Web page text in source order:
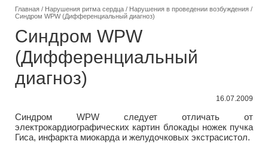
Главная / Нарушения ритма сердца / Нарушения в проведении возбуждения /
Синдром WPW (Дифференциальный диагноз)
Синдром WPW
(Дифференциальный
диагноз)
16.07.2009
Синдром WPW следует отличать от
электрокардиографических картин блокады ножек пучка
Гиса, инфаркта миокарда и желудочковых экстрасистол.